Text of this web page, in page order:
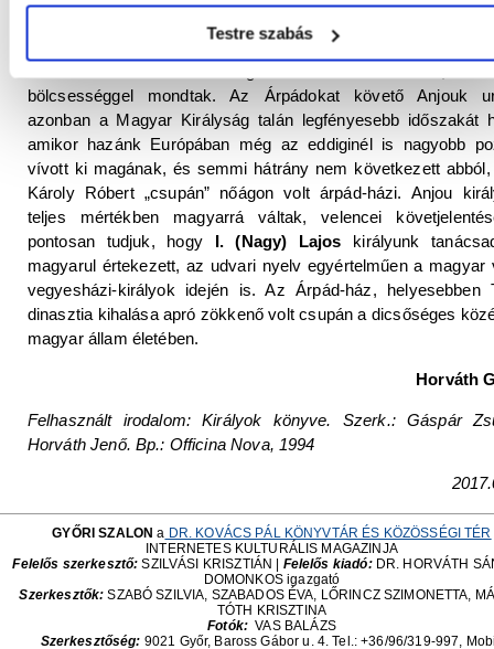
Testre szabás
Sokszor történetírásunk tragédiaként írta meg saját
dinasztiánk kihalását, amit azonban elsősorban a – néha
bölcsességgel mondtak. Az Árpádokat követő Anjouk
azonban a Magyar Királyság talán legfényesebb időszakát
amikor hazánk Európában még az eddiginél is nagyobb
vívott ki magának, és semmi hátrány nem következett
Károly Róbert „csupán” nőágon volt árpád-házi. Anjou
teljes mértékben magyarrá váltak, velencei
pontosan tudjuk, hogy I. (Nagy) Lajos királyunk
magyarul értekezett, az udvari nyelv egyértelműen a magyar
vegyesházi-királyok idején is. Az Árpád-ház, helyesebben
dinasztia kihalása apró zökkenő volt csupán a dicsőséges
magyar állam életében.
Horváth
Felhasznált irodalom: Királyok könyve. Szerk.: Gáspár
Horváth Jenő. Bp.: Officina Nova, 1994
GYŐRI SZALON a DR. KOVÁCS PÁL KÖNYVTÁR ÉS KÖZÖSSÉGI TÉR
INTERNETES KULTURÁLIS MAGAZINJA
Felelős szerkesztő: SZILVÁSI KRISZTIÁN | Felelős kiadó:DR. HORVÁTH
DOMONKOS igazgató
Szerkesztők:SZABÓ SZILVIA, SZABADOS ÉVA, LŐRINCZ SZIMONETTA,
TÓTH KRISZTINA
Fotók: VAS BALÁZS
Szerkesztőség: 9021 Győr, Baross Gábor u. 4. Tel.: +36/96/319-997,